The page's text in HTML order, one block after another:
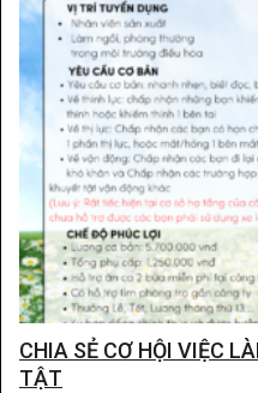
CHIA SẺ CƠ HỘI VIỆC
TẬT